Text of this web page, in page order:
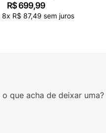
R$ 699,99
8x R$ 87,49 sem juros
que acha de deixar uma?